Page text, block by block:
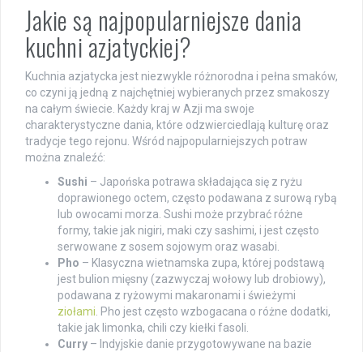
Jakie są najpopularniejsze dania
kuchni azjatyckiej?
Kuchnia azjatycka jest niezwykle różnorodna i pełna smaków,
co czyni ją jedną z najchętniej wybieranych przez smakoszy
na całym świecie. Każdy kraj w Azji ma swoje
charakterystyczne dania, które odzwierciedlają kulturę oraz
tradycje tego rejonu. Wśród najpopularniejszych potraw
można znaleźć:
Sushi – Japońska potrawa składająca się z ryżu
doprawionego octem, często podawana z surową rybą
lub owocami morza. Sushi może przybrać różne
formy, takie jak nigiri, maki czy sashimi, i jest często
serwowane z sosem sojowym oraz wasabi.
Pho – Klasyczna wietnamska zupa, której podstawą
jest bulion mięsny (zazwyczaj wołowy lub drobiowy),
podawana z ryżowymi makaronami i świeżymi
ziołami . Pho jest często wzbogacana o różne dodatki,
takie jak limonka, chili czy kiełki fasoli.
Curry – Indyjskie danie przygotowywane na bazie